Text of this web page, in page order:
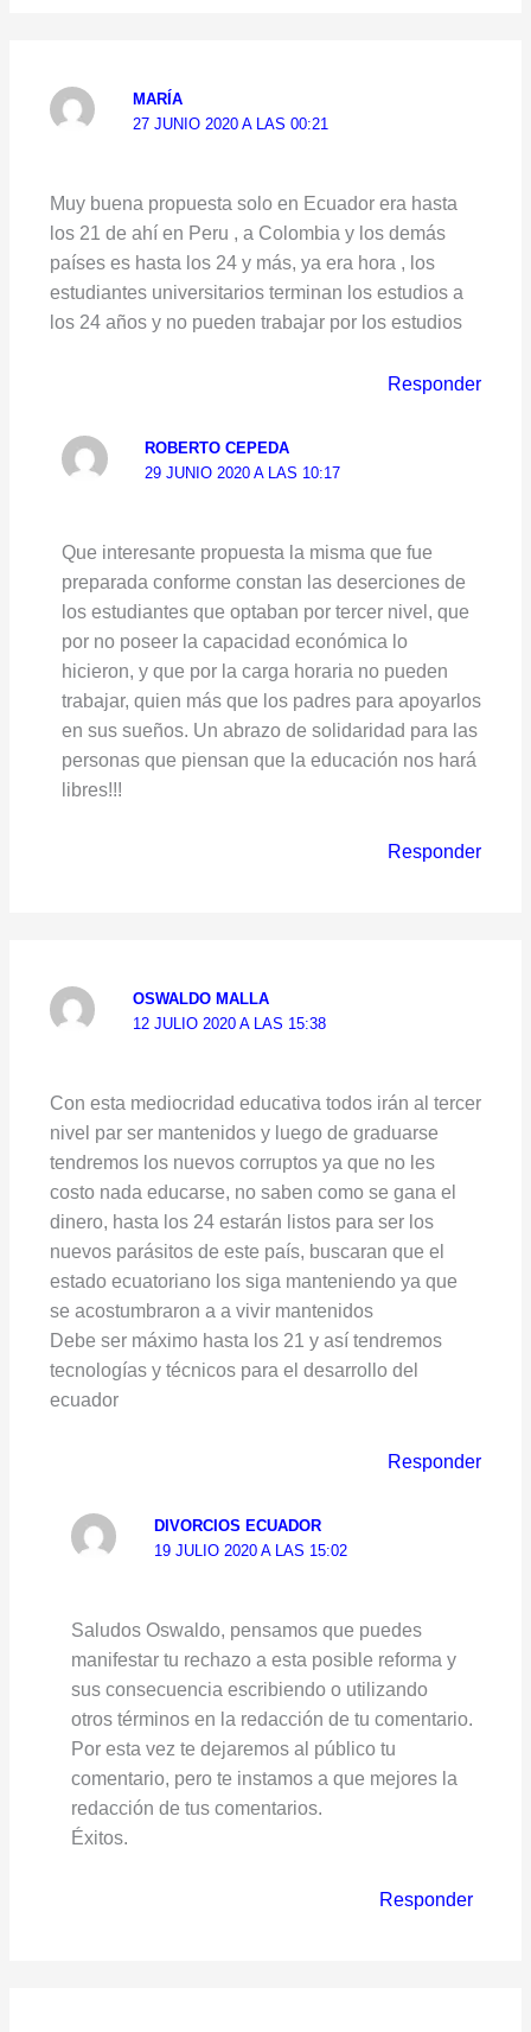
MARÍA
27 JUNIO 2020 A LAS 00:21
Muy buena propuesta solo en Ecuador era hasta
los 21 de ahí en Peru , a Colombia y los demás
países es hasta los 24 y más, ya era hora , los
estudiantes universitarios terminan los estudios a
los 24 años y no pueden trabajar por los estudios
Responder
ROBERTO CEPEDA
29 JUNIO 2020 A LAS 10:17
Que interesante propuesta la misma que fue
preparada conforme constan las deserciones de
los estudiantes que optaban por tercer nivel, que
por no poseer la capacidad económica lo
hicieron, y que por la carga horaria no pueden
trabajar, quien más que los padres para apoyarlos
en sus sueños. Un abrazo de solidaridad para las
personas que piensan que la educación nos hará
libres!!!
Responder
OSWALDO MALLA
12 JULIO 2020 A LAS 15:38
Con esta mediocridad educativa todos irán al tercer
nivel par ser mantenidos y luego de graduarse
tendremos los nuevos corruptos ya que no les
costo nada educarse, no saben como se gana el
dinero, hasta los 24 estarán listos para ser los
nuevos parásitos de este país, buscaran que el
estado ecuatoriano los siga manteniendo ya que
se acostumbraron a a vivir mantenidos
Debe ser máximo hasta los 21 y así tendremos
tecnologías y técnicos para el desarrollo del
ecuador
Responder
DIVORCIOS ECUADOR
19 JULIO 2020 A LAS 15:02
Saludos Oswaldo, pensamos que puedes
manifestar tu rechazo a esta posible reforma y
sus consecuencia escribiendo o utilizando
otros términos en la redacción de tu comentario.
Por esta vez te dejaremos al público tu
comentario, pero te instamos a que mejores la
redacción de tus comentarios.
Éxitos.
Responder